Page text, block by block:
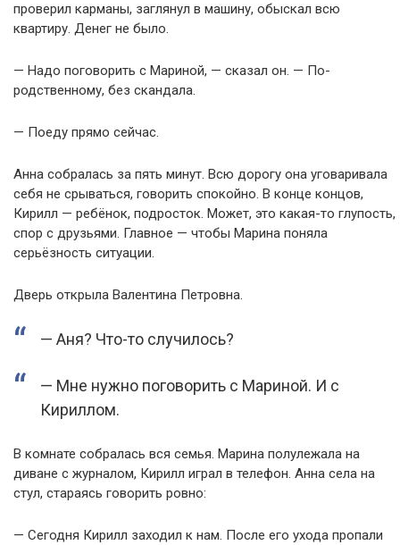
проверил карманы, заглянул в машину, обыскал всю
квартиру. Денег не было.
— Надо поговорить с Мариной, — сказал он. — По-
родственному, без скандала.
— Поеду прямо сейчас.
Анна собралась за пять минут. Всю дорогу она уговаривала
себя не срываться, говорить спокойно. В конце концов,
Кирилл — ребёнок, подросток. Может, это какая-то глупость,
спор с друзьями. Главное — чтобы Марина поняла
серьёзность ситуации.
Дверь открыла Валентина Петровна.
— Аня? Что-то случилось?
— Мне нужно поговорить с Мариной. И с
Кириллом.
В комнате собралась вся семья. Марина полулежала на
диване с журналом, Кирилл играл в телефон. Анна села на
стул, стараясь говорить ровно:
— Сегодня Кирилл заходил к нам. После его ухода пропали